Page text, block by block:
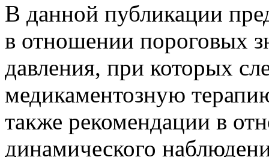
В данной публикации
в отношении пороговых
давления, при которых
медикаментозную
также рекомендации в
динамического